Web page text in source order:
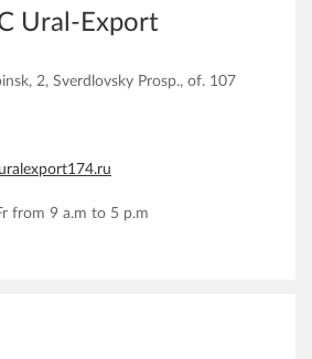
Ural-Export
2, Sverdlovsky Prosp., of. 107
from 9 a.m to 5 p.m